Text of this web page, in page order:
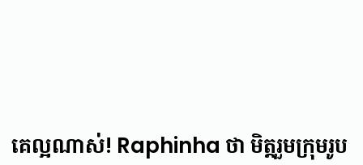
គេល្អណាស់! Raphinha ថា មិត្តរួមក្រុមរូប